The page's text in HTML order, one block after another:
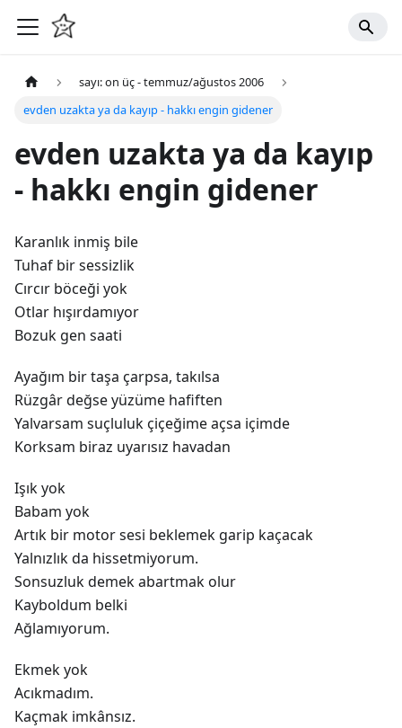
sayı: on üç - temmuz/ağustos 2006
evden uzakta ya da kayıp - hakkı engin gidener
evden uzakta ya da kayıp
- hakkı engin gidener
Karanlık inmiş bile
Tuhaf bir sessizlik
Cırcır böceği yok
Otlar hışırdamıyor
Bozuk gen saati
Ayağım bir taşa çarpsa, takılsa
Rüzgâr değse yüzüme hafiften
Yalvarsam suçluluk çiçeğime açsa içimde
Korksam biraz uyarısız havadan
Işık yok
Babam yok
Artık bir motor sesi beklemek garip kaçacak
Yalnızlık da hissetmiyorum.
Sonsuzluk demek abartmak olur
Kayboldum belki
Ağlamıyorum.
Ekmek yok
Acıkmadım.
Kaçmak imkânsız.